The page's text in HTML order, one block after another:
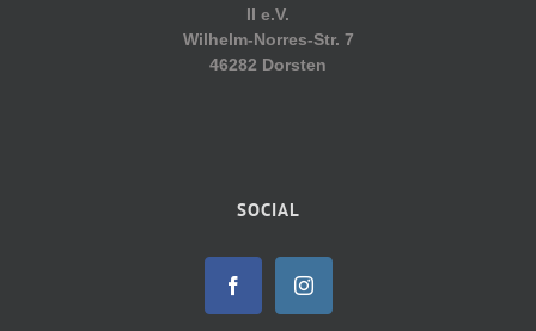
II e.V.
Wilhelm-Norres-Str. 7
46282 Dorsten
SOCIAL